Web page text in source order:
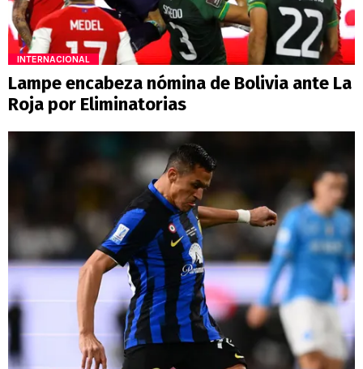
INTERNACIONAL
Lampe encabeza nómina de Bolivia ante La
Roja por Eliminatorias